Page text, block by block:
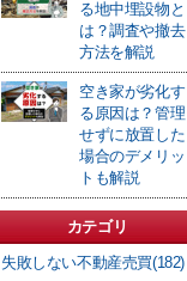
る地中埋設物と
は？調査や撤去
方法を解説
空き家が劣化す
る原因は？管理
せずに放置した
場合のデメリッ
トも解説
カテゴリ
失敗しない不動産売買(182)